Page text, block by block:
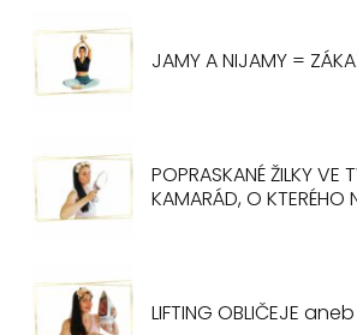
JAMY A NIJAMY =
POPRASKANÉ ŽILKY VE
KAMARÁD, O KTERÉHO
LIFTING OBLIČEJE aneb